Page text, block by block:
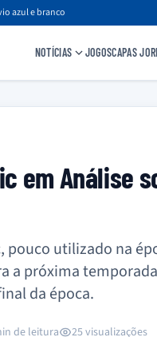
azul e branco
NOTÍCIAS JOGOSCAPAS
em Análise
utilizado na
a próxima
da época.
de leitura 25 visualizações